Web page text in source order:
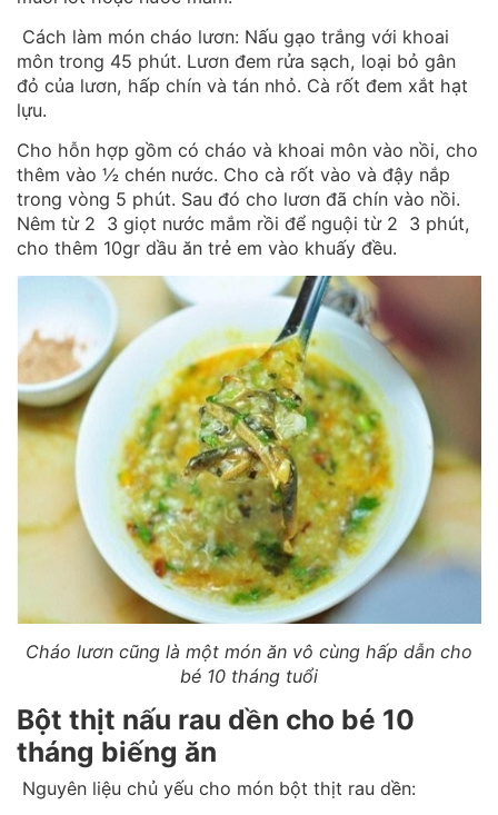
Cách làm món cháo lươn: Nấu gạo trắng với khoai
môn trong 45 phút. Lươn đem rửa sạch, loại bỏ gân
đỏ của lươn, hấp chín và tán nhỏ. Cà rốt đem xắt hạt
lựu.
Cho hỗn hợp gồm có cháo và khoai môn vào nồi, cho
thêm vào ½ chén nước. Cho cà rốt vào và đậy nắp
trong vòng 5 phút. Sau đó cho lươn đã chín vào nồi.
Nêm từ 2 3 giọt nước mắm rồi để nguội từ 2 3 phút,
cho thêm 10gr dầu ăn trẻ em vào khuấy đều.
Cháo lươn cũng là một món ăn vô cùng hấp dẫn cho
bé 10 tháng tuổi
Bột thịt nấu rau dền cho bé 10
tháng biếng ăn
Nguyên liệu chủ yếu cho món bột thịt rau dền: